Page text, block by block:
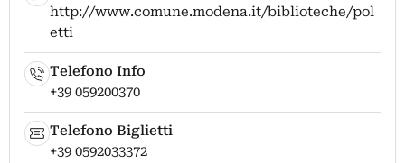
http://www.comune.modena.it/biblioteche/pol
etti
Telefono Info
+39 059200370
Telefono Biglietti
+39 0592033372